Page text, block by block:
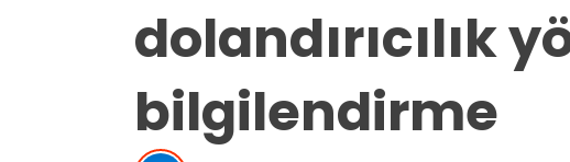
dolandırıcılık
bilgilendirme